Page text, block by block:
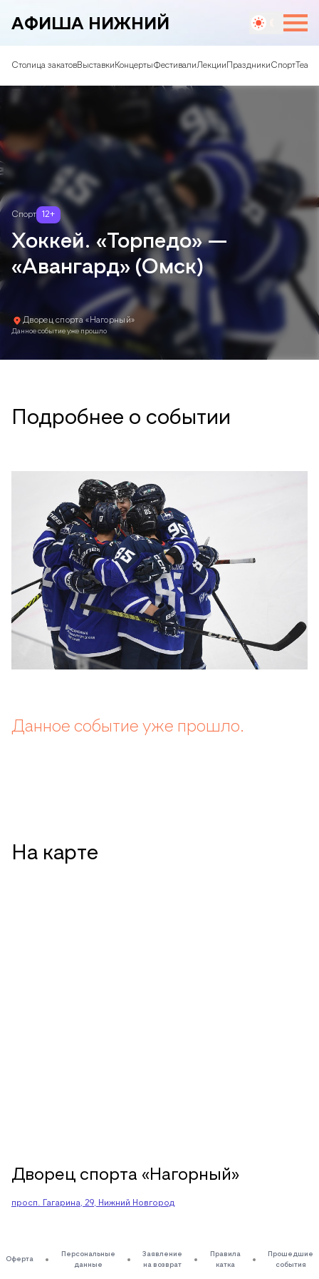
АФИША НИЖНИЙ
Столица закатовВыставкиКонцертыФестивалиЛекции ПраздникиСпорт
Спорт 12+
Хоккей. «Торпедо» —
«Авангард» (Омск)
Дворец спорта «Нагорный»
Данное событие уже прошло
Подробнее о событии
Данное событие уже прошло.
На карте
Дворец спорта «Нагорный»
просп. Гагарина, 29, Нижний Новгород
Оферта
Персональные
данные
Заявление
на возврат
Правила
катка
Прошедшие
события